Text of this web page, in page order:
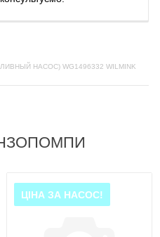
НАСОС) WG1496332 WILMINK
ЦІНА ЗА НАСОС!